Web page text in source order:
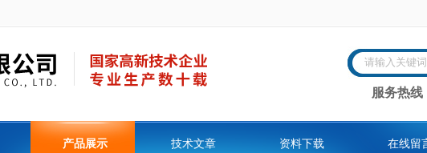
服务热线
产品展示 技术文章 资料下载 在线留